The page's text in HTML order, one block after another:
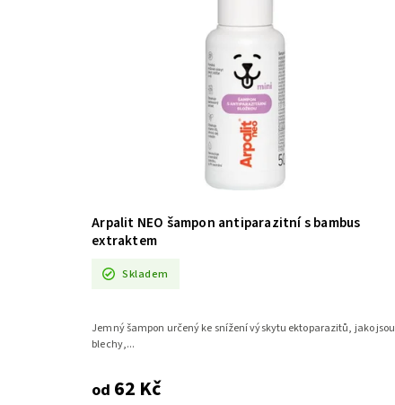
Arpalit NEO šampon antiparazitní s bambus
extraktem
Skladem
od 62 Kč
Jemný šampon určený ke snížení výskytu ektoparazitů, jako jsou
blechy,...